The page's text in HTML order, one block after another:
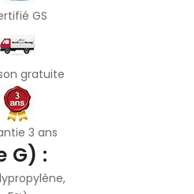
GS
gratuite
3 ans
G) :